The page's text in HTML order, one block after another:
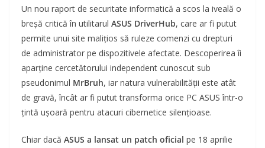
Un nou raport de securitate informatică a scos la iveală o
breșă critică în utilitarul ASUS DriverHub, care ar fi putut
permite unui site malițios să ruleze comenzi cu drepturi
de administrator pe dispozitivele afectate. Descoperirea îi
aparține cercetătorului independent cunoscut sub
pseudonimul MrBruh, iar natura vulnerabilității este atât
de gravă, încât ar fi putut transforma orice PC ASUS într-o
țintă ușoară pentru atacuri cibernetice silențioase.
Chiar dacă ASUS a lansat un patch oficial pe 18 aprilie